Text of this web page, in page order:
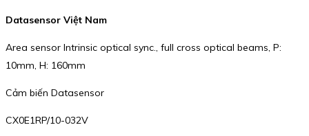
Datasensor Việt Nam
Area sensor Intrinsic optical sync., full cross optical beams, P:
10mm, H: 160mm
Cảm biến Datasensor
CX0E1RP/10-032V